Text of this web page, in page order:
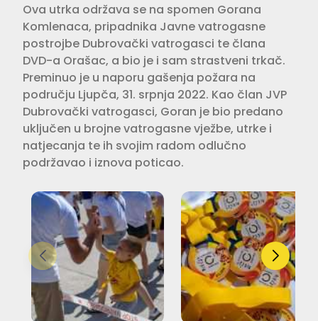
Ova utrka održava se na spomen Gorana
Komlenaca, pripadnika Javne vatrogasne
postrojbe Dubrovački vatrogasci te člana
DVD-a Orašac, a bio je i sam strastveni trkač.
Preminuo je u naporu gašenja požara na
području Ljupča, 31. srpnja 2022. Kao član JVP
Dubrovački vatrogasci, Goran je bio predano
uključen u brojne vatrogasne vježbe, utrke i
natjecanja te ih svojim radom odlučno
podržavao i iznova poticao.